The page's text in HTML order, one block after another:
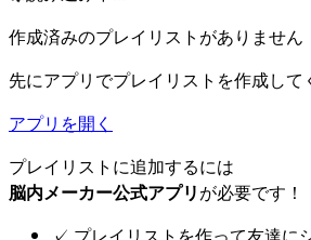
作成済みのプレイリストがありません
先にアプリでプレイリストを作成して
アプリを開く
プレイリストに追加するには
脳内メーカー公式アプリが必要です！